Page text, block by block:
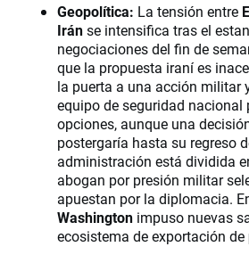
Geopolítica: La tensión entre
Iránse intensifica tras el
negociaciones del fin de
que la propuesta iraní es
la puerta a una acción militar
equipo de seguridad nacional
opciones, aunque una
postergaría hasta su regreso
administración está dividida
abogan por presión militar
apuestan por la diplomacia.
Washington impuso nuevas
ecosistema de exportación de